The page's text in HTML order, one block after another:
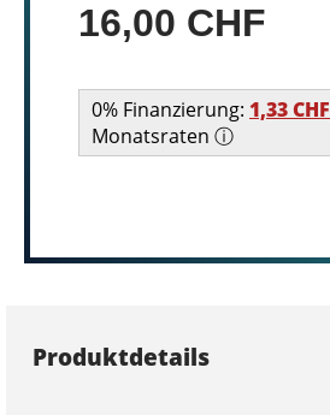
16,00 CHF
0% Finanzierung: 1,33 CHF
Monatsraten ⓘ
Produktdetails